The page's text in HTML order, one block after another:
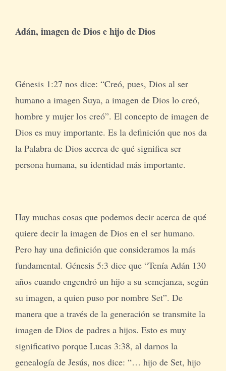
Adán, imagen de Dios e hijo de Dios
Génesis 1:27 nos dice: “Creó, pues, Dios al ser
humano a imagen Suya, a imagen de Dios lo creó,
hombre y mujer los creó”. El concepto de imagen de
Dios es muy importante. Es la definición que nos da
la Palabra de Dios acerca de qué significa ser
persona humana, su identidad más importante.
Hay muchas cosas que podemos decir acerca de qué
quiere decir la imagen de Dios en el ser humano.
Pero hay una definición que consideramos la más
fundamental. Génesis 5:3 dice que “Tenía Adán 130
años cuando engendró un hijo a su semejanza, según
su imagen, a quien puso por nombre Set”. De
manera que a través de la generación se transmite la
imagen de Dios de padres a hijos. Esto es muy
significativo porque Lucas 3:38, al darnos la
genealogía de Jesús, nos dice: “… hijo de Set, hijo